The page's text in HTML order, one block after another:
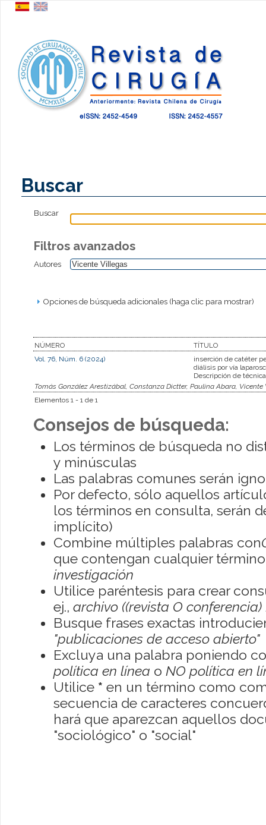
Buscar
Buscar
Filtros avanzados
Autores
Opciones de búsqueda adicionales (haga clic para mostrar)
NÚMERO
TÍTULO
Vol. 76, Núm. 6 (2024)
inserción de catéter
diálisis por vía
Descripción de
Tomás González Arestizábal, Constanza Dictter, Paulina Abara,
Elementos 1 - 1 de 1
Consejos de búsqueda:
Los términos de búsqueda no
y minúsculas
Las palabras comunes serán
Por defecto, sólo aquellos
los términos en consulta, serán
implícito)
Combine múltiples palabras con
que contengan cualquier
investigación
Utilice paréntesis para crear
ej., archivo ((revista O conferencia)
Busque frases exactas
"publicaciones de acceso abierto"
Excluya una palabra poniendo
política en línea o NO política en
Utilice * en un término como
secuencia de caracteres
hará que aparezcan aquellos
"sociológico" o "social"